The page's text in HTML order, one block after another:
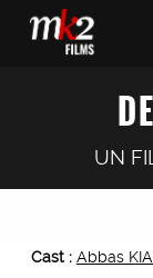
UN
Cast : Abbas